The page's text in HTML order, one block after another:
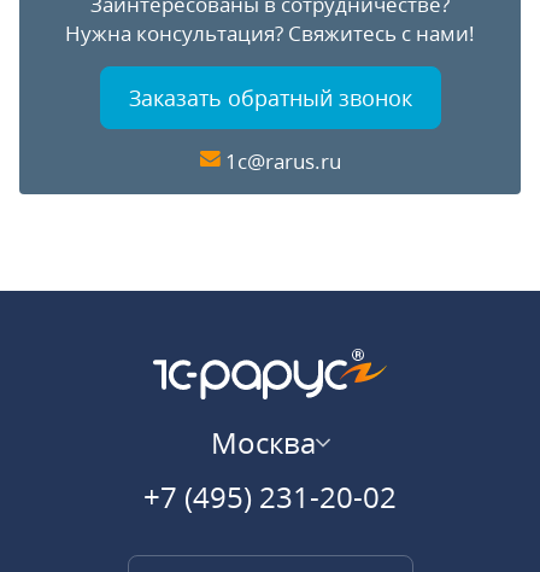
Нужна консультация? Свяжитесь с нами!
Заказать обратный звонок
1c@rarus.ru
Москва
+7 (495) 231-20-02